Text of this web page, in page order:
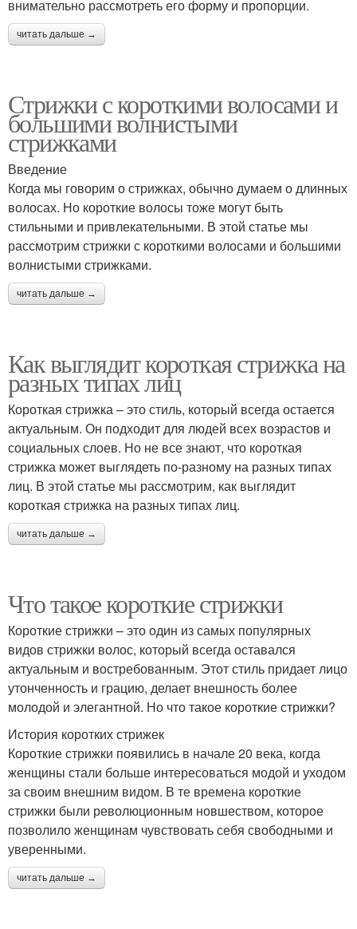
внимательно рассмотреть его форму и пропорции.
читать дальше →
Стрижки с короткими волосами и
большими волнистыми
стрижками
Введение
Когда мы говорим о стрижках, обычно думаем о длинных
волосах. Но короткие волосы тоже могут быть
стильными и привлекательными. В этой статье мы
рассмотрим стрижки с короткими волосами и большими
волнистыми стрижками.
читать дальше →
Как выглядит короткая стрижка на
разных типах лиц
Короткая стрижка – это стиль, который всегда остается
актуальным. Он подходит для людей всех возрастов и
социальных слоев. Но не все знают, что короткая
стрижка может выглядеть по-разному на разных типах
лиц. В этой статье мы рассмотрим, как выглядит
короткая стрижка на разных типах лиц.
читать дальше →
Что такое короткие стрижки
Короткие стрижки – это один из самых популярных
видов стрижки волос, который всегда оставался
актуальным и востребованным. Этот стиль придает лицо
утонченность и грацию, делает внешность более
молодой и элегантной. Но что такое короткие стрижки?
История коротких стрижек
Короткие стрижки появились в начале 20 века, когда
женщины стали больше интересоваться модой и уходом
за своим внешним видом. В те времена короткие
стрижки были революционным новшеством, которое
позволило женщинам чувствовать себя свободными и
уверенными.
читать дальше →